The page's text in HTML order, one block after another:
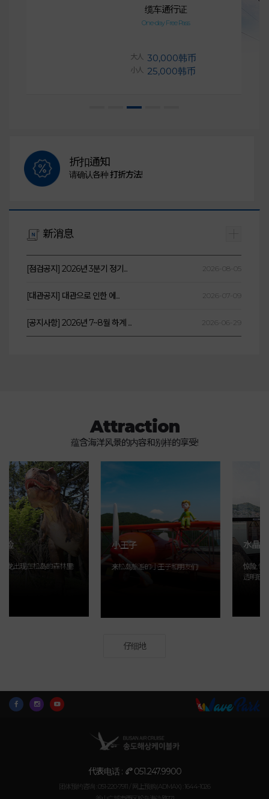
缆车通行证
One-day Free Pass
30,000韩币
25,000韩币
折扣通知
请确认各种打折方法!
新消息
[점검공지] 2026년 3분기 정기... 2026-08-05
[대관공지] 대관으로 인한 에... 2026-07-09
[공지사항] 2026년 7~8월 하계 ... 2026-06-29
Attraction
蕴含海洋风景的内容和别样的享受!
仔细地
松岛的森林里! 来松岛旅游的小王子和朋友们!
水晶邮轮
惊险, 愉快的飞行!
透明底部的水晶
代表电话 : 051.247.9900
团体预约咨询 : 051-220-7911 / 网上预购(ADMAX) : 1644-1026